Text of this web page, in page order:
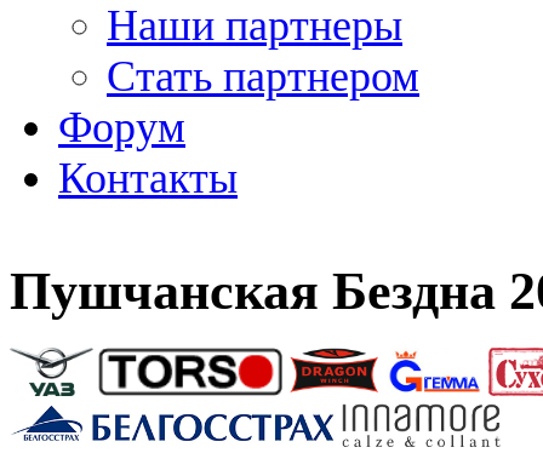
Наши партнеры
Стать партнером
Форум
Контакты
Пушчанская Бездна